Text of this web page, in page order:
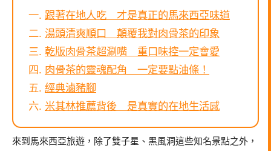
跟著在地人吃 才是真正的馬來西亞味道
湯頭清爽順口 顛覆我對肉骨茶的印象
乾版肉骨茶超涮嘴 重口味控一定會愛
肉骨茶的靈魂配角 一定要點油條！
經典滷豬腳
米其林推薦背後 是真實的在地生活感
來到 馬來西亞旅遊，除了雙子星、黑風洞這些知名景點之外，